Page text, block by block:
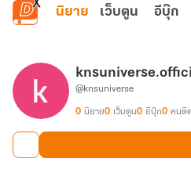
ข้ามไปยังเนื้อหาหลัก
นิยาย เว็บตูน อีบุ๊ก
@knsuniverse
0 นิยาย0 เว็บตูน0 อีบุ๊ก0 คนติ